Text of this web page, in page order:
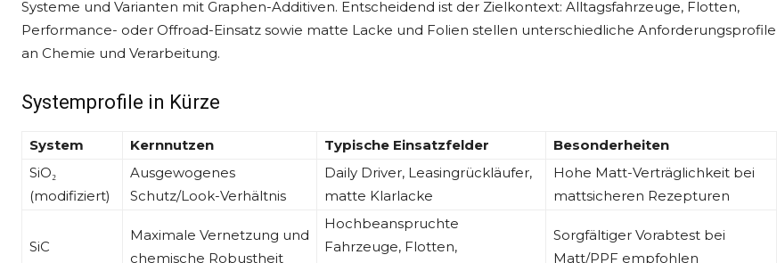
Systeme und Varianten mit Graphen-Additiven. Entscheidend ist der Zielkontext: Alltagsfahrzeuge, Flotten,
Performance- oder Offroad-Einsatz sowie matte Lacke und Folien stellen unterschiedliche Anforderungsprofile
an Chemie und Verarbeitung.
Systemprofile in Kürze
System Kernnutzen Typische Einsatzfelder
Besonderheiten
SiO₂
(modifiziert)
Ausgewogenes
Schutz/Look-Verhältnis
Daily Driver, Leasingrückläufer,
matte Klarlacke
Hohe Matt-Verträglichkeit bei
mattsicheren Rezepturen
SiC
Maximale Vernetzung und
chemische Robustheit
Hochbeanspruchte
Fahrzeuge, Flotten,
Sorgfältiger Vorabtest bei
Matt/PPF empfohlen